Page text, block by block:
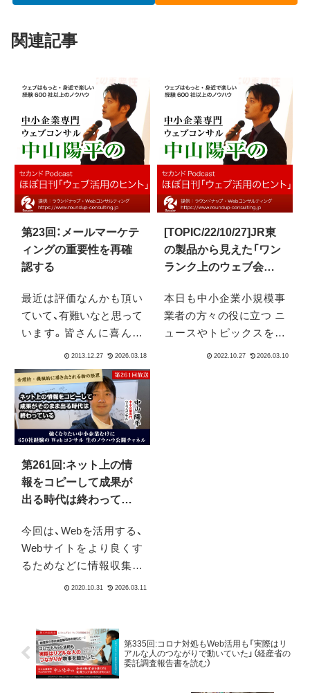
関連記事
第23回：メールマーケテ
ィングの重要性を再確
認する
最近は評価なんかも頂い
ていて、有難いなと思って
います。皆さんに喜んで
頂いていると言う事で引
き続き頑張って続けて行
きたいと思っています。
今回は、メール、ですね。
メール配信と言いますか
メールマーケティング、と
を今回はお送りしたいな
と思っています。
[TOPIC/22/10/27]JR東
の製品から見えた「ワン
ランク上のウェブ会議
在ワークプレイス）」
本日も中小企業小規模事
業者の方々の役に立つ ニ
ュースやトピックスを紹
介していきたいとおもい
第261回:ネット上の情
報をコピーして成果が
出る時代は終わってい
今回は、Webを活用する、
Webサイトをより良くす
るためなどに情報収集す
る際の注意点です。具体
程度確実に成果につなげ
られる」ようなインスタン
トな情報・ノウハウ情報
第335回:コロナ対処もWeb活用も「実際はリ
アルな人のつながりで動いていた」（経産省の
委託調査報告書を読む）